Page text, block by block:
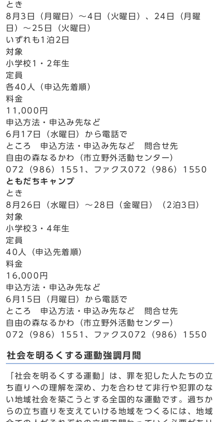
とき
8月3日（月曜日）～4日（火曜日）、24日（月曜
日）～25日（火曜日）
いずれも1泊2日
対象
小学校1・2年生
定員
各40人（申込先着順）
料金
11,000円
申込方法・申込み先など
6月17日（水曜日）から電話で
ところ 申込方法・申込み先など 問合せ先
自由の森なるかわ（市立野外活動センター）
072（986）1551、ファクス072（986）1550
ともだちキャンプ
とき
8月26日（水曜日）～28日（金曜日）（2泊3日）
対象
小学校3・4年生
定員
40人（申込先着順）
料金
16,000円
申込方法・申込み先など
6月15日（月曜日）から電話で
ところ 申込方法・申込み先など 問合せ先
自由の森なるかわ（市立野外活動センター）
072（986）1551、ファクス072（986）1550
社会を明るくする運動強調月間
「社会を明るくする運動」は、罪を犯した人たちの立
ち直りへの理解を深め、力を合わせて非行や犯罪のな
い地域社会を築こうとする全国的な運動です。過ちか
らの立ち直りを支えていける地域をつくるには、地域